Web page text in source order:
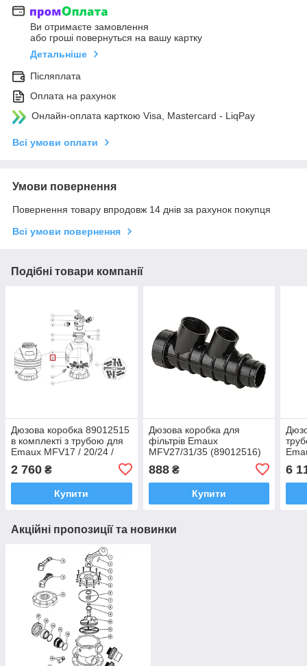
Ви отримаєте замовлення
або гроші повернуться на вашу картку
Детальніше
Післяплата
Оплата на рахунок
Онлайн-оплата карткою Visa, Mastercard - LiqPay
Всі умови оплати
Умови повернення
Повернення товару впродовж 14 днів за рахунок покупця
Всі умови повернення
Подібні товари компанії
Дюзова коробка 89012515
в комплекті з трубою для
Emaux MFV17 / 20/24 /
2 760 ₴
Купити
Дюзова коробка для
фільтрів Emaux
MFV27/31/35 (89012516)
888₴
Купити
6
Акційні пропозиції та новинки